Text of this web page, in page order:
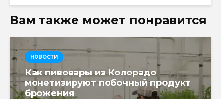
Вам также может понравится
НОВОСТИ
Как пивовары из Колорадо
монетизируют побочный продукт
брожения